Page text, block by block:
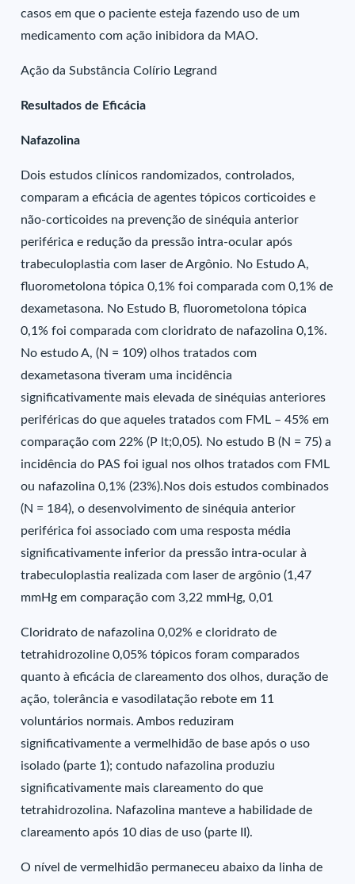
casos em que o paciente esteja fazendo uso de um
medicamento com ação inibidora da MAO.
Ação da Substância Colírio Legrand
Resultados de Eficácia
Nafazolina
Dois estudos clínicos randomizados, controlados,
comparam a eficácia de agentes tópicos corticoides e
não-corticoides na prevenção de sinéquia anterior
periférica e redução da pressão intra-ocular após
trabeculoplastia com laser de Argônio. No Estudo A,
fluorometolona tópica 0,1% foi comparada com 0,1% de
dexametasona. No Estudo B, fluorometolona tópica
0,1% foi comparada com cloridrato de nafazolina 0,1%.
No estudo A, (N = 109) olhos tratados com
dexametasona tiveram uma incidência
significativamente mais elevada de sinéquias anteriores
periféricas do que aqueles tratados com FML – 45% em
comparação com 22% (P lt;0,05). No estudo B (N = 75) a
incidência do PAS foi igual nos olhos tratados com FML
ou nafazolina 0,1% (23%).Nos dois estudos combinados
(N = 184), o desenvolvimento de sinéquia anterior
periférica foi associado com uma resposta média
significativamente inferior da pressão intra-ocular à
trabeculoplastia realizada com laser de argônio (1,47
mmHg em comparação com 3,22 mmHg, 0,01
Cloridrato de nafazolina 0,02% e cloridrato de
tetrahidrozoline 0,05% tópicos foram comparados
quanto à eficácia de clareamento dos olhos, duração de
ação, tolerância e vasodilatação rebote em 11
voluntários normais. Ambos reduziram
significativamente a vermelhidão de base após o uso
isolado (parte 1); contudo nafazolina produziu
significativamente mais clareamento do que
tetrahidrozolina. Nafazolina manteve a habilidade de
clareamento após 10 dias de uso (parte II).
O nível de vermelhidão permaneceu abaixo da linha de